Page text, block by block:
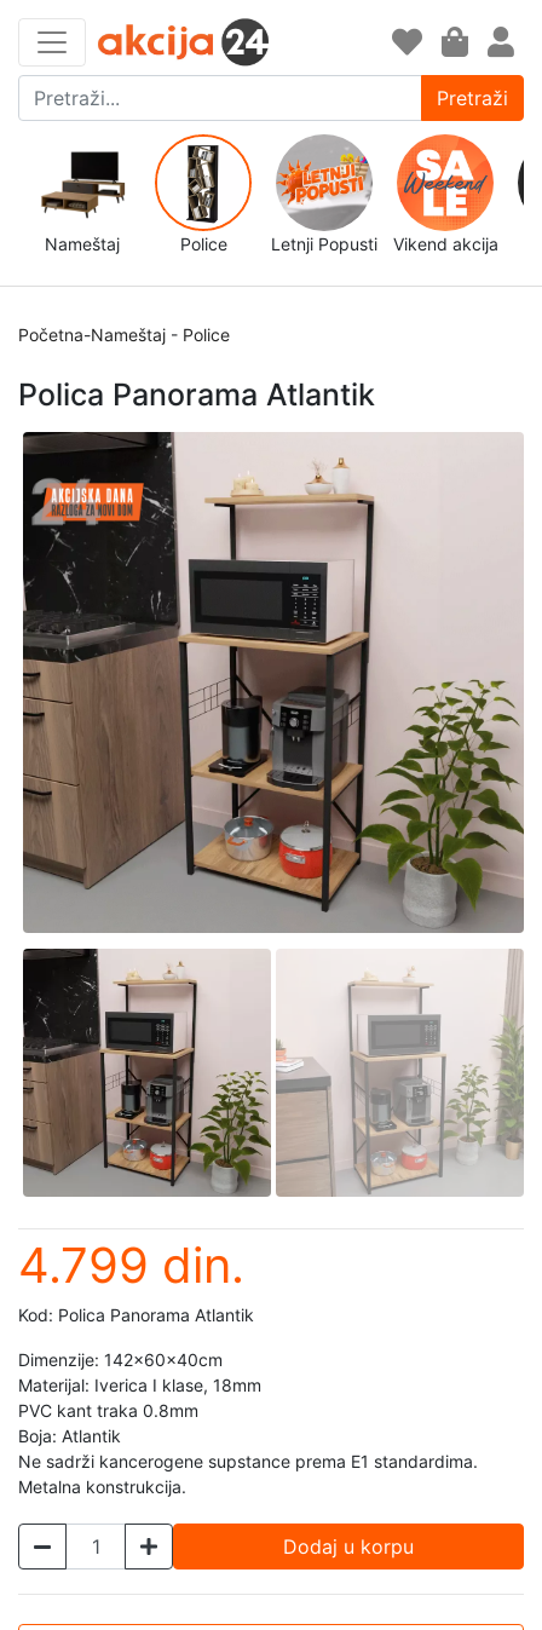
Pretraži
Nameštaj Police Letnji Popusti Vikend akcija
Početna-Nameštaj - Police
Polica Panorama Atlantik
4.799 din.
Kod: Polica Panorama Atlantik
Dimenzije: 142x60x40cm
Materijal: Iverica I klase, 18mm
PVC kant traka 0.8mm
Boja: Atlantik
Ne sadrži kancerogene supstance prema E1 standardima.
Metalna konstrukcija.
Dodaj u korpu